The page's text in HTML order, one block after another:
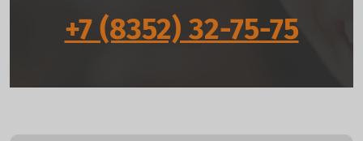
+7 (8352) 32-75-75